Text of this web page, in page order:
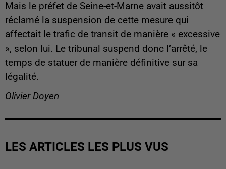
Mais le préfet de Seine-et-Marne avait aussitôt
réclamé la suspension de cette mesure qui
affectait le trafic de transit de manière « excessive
», selon lui. Le tribunal suspend donc l’arrêté, le
temps de statuer de manière définitive sur sa
légalité.
Olivier Doyen
LES ARTICLES LES PLUS VUS